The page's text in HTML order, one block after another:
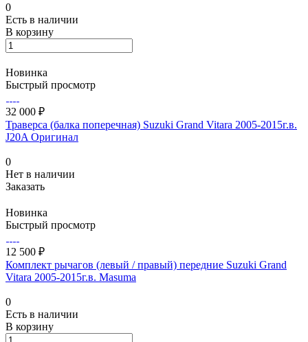
0
Есть в наличии
В корзину
Новинка
Быстрый просмотр
32 000 ₽
Траверса (балка поперечная) Suzuki Grand Vitara 2005-2015г.в.
J20A Оригинал
0
Нет в наличии
Заказать
Новинка
Быстрый просмотр
12 500 ₽
Комплект рычагов (левый / правый) передние Suzuki Grand
Vitara 2005-2015г.в. Masuma
0
Есть в наличии
В корзину